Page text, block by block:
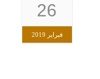
26
فبراير 2019